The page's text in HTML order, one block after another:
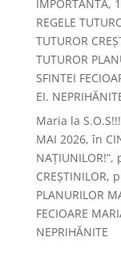
IMPORTANTĂ,
REGELE
TUTUROR
TUTUROR
SFINTEI
EI.
Maria la
MAI 2026, în
NAȚIUNILOR!”,
CREȘTINILOR,
PLANURILOR
FECIOARE
NEPRIHĂNITE